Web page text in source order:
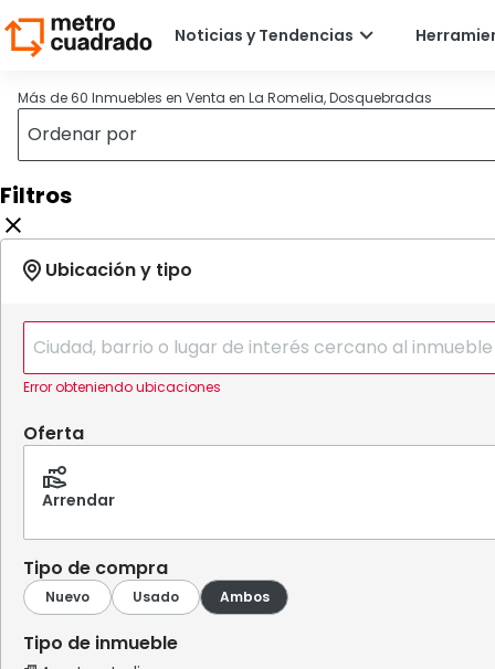
Más de 60 Inmuebles en Venta en La Romelia, Dosquebradas
Filtros
Error obteniendo ubicaciones
Oferta
Arrendar
Tipo de compra
Tipo de inmueble